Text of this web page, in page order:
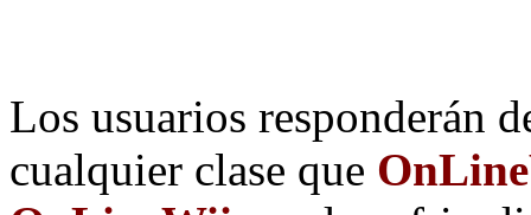
Los usuarios responderán
cualquier clase que